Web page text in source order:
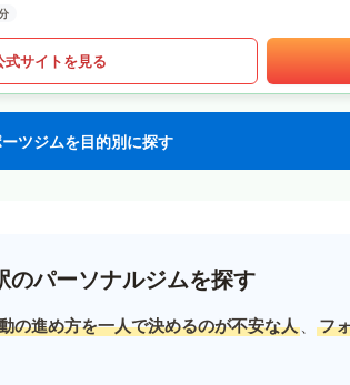
式サイトを見る
ツジムを目的別に探す
のパーソナルジムを探す
の進め方を一人で決めるのが不安な人 、
フ